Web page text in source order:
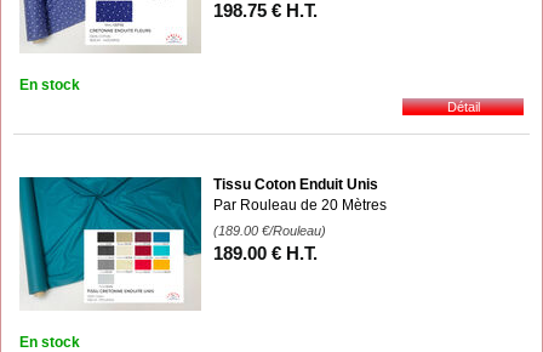
198.75 € H.T.
En stock
Tissu Coton Enduit Unis
Par Rouleau de 20 Mètres
(189.00 €/Rouleau)
189.00 € H.T.
En stock